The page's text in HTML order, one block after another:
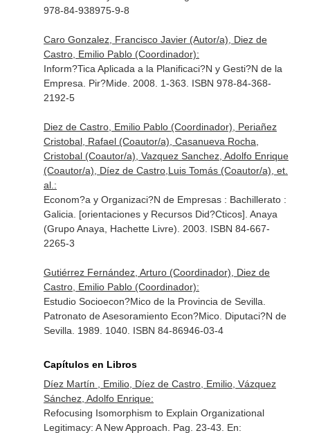
978-84-938975-9-8
Caro Gonzalez, Francisco Javier (Autor/a), Diez de
Castro, Emilio Pablo (Coordinador):
Inform?Tica Aplicada a la Planificaci?N y Gesti?N de la
Empresa. Pir?Mide. 2008. 1-363. ISBN 978-84-368-
2192-5
Diez de Castro, Emilio Pablo (Coordinador), Periañez
Cristobal, Rafael (Coautor/a), Casanueva Rocha,
Cristobal (Coautor/a), Vazquez Sanchez, Adolfo Enrique
(Coautor/a), Díez de Castro,Luis Tomás (Coautor/a), et.
al.:
Econom?a y Organizaci?N de Empresas : Bachillerato :
Galicia. [orientaciones y Recursos Did?Cticos]. Anaya
(Grupo Anaya, Hachette Livre). 2003. ISBN 84-667-
2265-3
Gutiérrez Fernández, Arturo (Coordinador), Diez de
Castro, Emilio Pablo (Coordinador):
Estudio Socioecon?Mico de la Provincia de Sevilla.
Patronato de Asesoramiento Econ?Mico. Diputaci?N de
Sevilla. 1989. 1040. ISBN 84-86946-03-4
Capítulos en Libros
Díez Martín , Emilio, Díez de Castro, Emilio, Vázquez
Sánchez, Adolfo Enrique:
Refocusing Isomorphism to Explain Organizational
Legitimacy: A New Approach. Pag. 23-43. En: